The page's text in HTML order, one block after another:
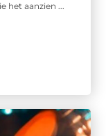
het aanzien ...